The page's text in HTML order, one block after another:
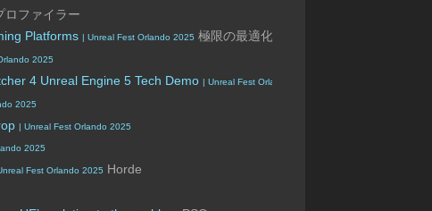
ファイラー
Platforms | Unreal Fest Orlando 2025 極限の最適化
2025
4 Unreal Engine 5 Tech Demo | Unreal Fest Orlando 2025
2025
| Unreal Fest Orlando 2025
2025
Fest Orlando 2025 Horde